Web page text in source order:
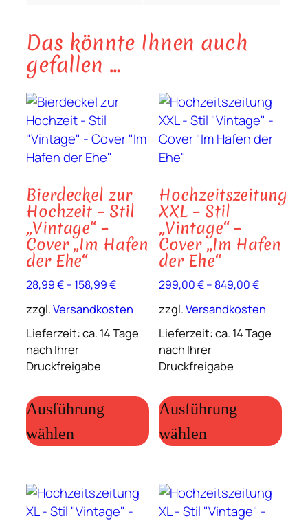
Das könnte Ihnen auch
gefallen …
Bierdeckel zur
Hochzeit – Stil
„Vintage“ –
Cover „Im Hafen
der Ehe“
28,99€– 158,99€
zzgl.Versandkosten
Lieferzeit:ca. 14 Tage
nach Ihrer
Druckfreigabe
Ausführung
wählen
Produkt
weist
mehrere
auf.
Die
Optionen
Hochzeitszeitung
XXL – Stil
„Vintage“ –
Cover „Im Hafen
der Ehe“
299,00€– 849,00€
zzgl.Versandkosten
Lieferzeit:ca. 14 Tage
nach Ihrer
Druckfreigabe
Ausführung
wählen